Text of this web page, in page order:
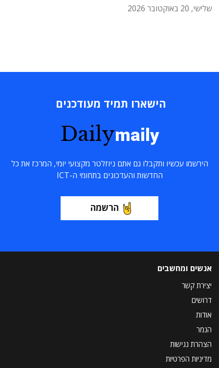
שלישי, 20 באוקטובר 2026
הישארו תמיד מעודכנים
Dailymaily
הירשמו עכשיו ותקבלו גם אתם ניוזלטר מקצועי יומי, המרכז את כל
החדשות והעדכונים בתחומי ה-ICT
הרשמה
אנשים ומחשבים
יצירת קשר
דרושים
אודות
הנמר
הצהרת נגישות
מדיניות הפרטיות